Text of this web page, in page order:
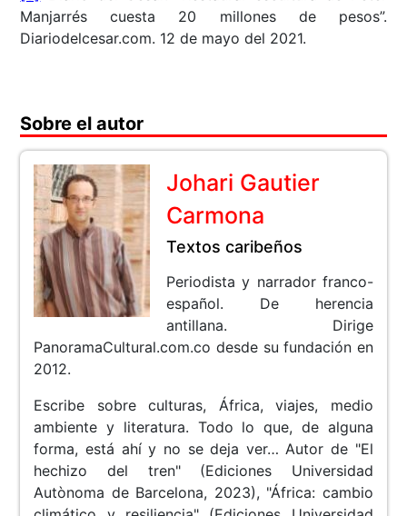
Manjarrés cuesta 20 millones de pesos”.
Diariodelcesar.com. 12 de mayo del 2021.
Sobre el autor
Johari Gautier
Carmona
Textos caribeños
Periodista y narrador franco-
español. De herencia
antillana. Dirige
PanoramaCultural.com.co desde su fundación en
2012.
Escribe sobre culturas, África, viajes, medio
ambiente y literatura. Todo lo que, de alguna
forma, está ahí y no se deja ver… Autor de "El
hechizo del tren" (Ediciones Universidad
Autònoma de Barcelona, 2023), "África: cambio